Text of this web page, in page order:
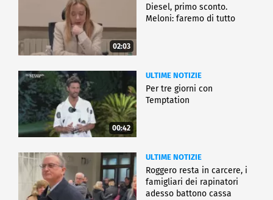
02:03
Diesel, primo sconto.
Meloni: faremo di tutto
00:42
ULTIME NOTIZIE
Per tre giorni con
Temptation
ULTIME NOTIZIE
Roggero resta in carcere, i
famigliari dei rapinatori
adesso battono cassa